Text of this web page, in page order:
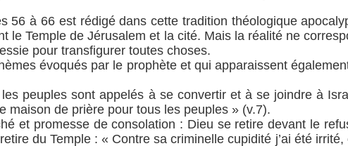
56 à 66 est rédigé dans cette tradition théologique
le Temple de Jérusalem et la cité. Mais la réalité ne
pour transfigurer toutes choses.
évoqués par le prophète et qui apparaissent
peuples sont appelés à se convertir et à se joindre à
maison de prière pour tous les peuples » (v.7).
et promesse de consolation : Dieu se retire devant le
du Temple : « Contre sa criminelle cupidité j’ai été